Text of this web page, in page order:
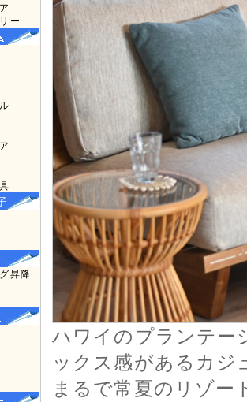
ー
昇降
ハワイのプランテー
ックス感があるカジ
まるで常夏のリゾー